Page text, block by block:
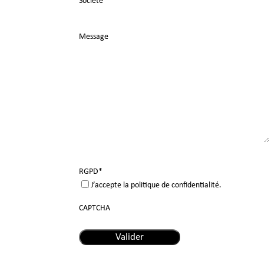
Message
RGPD*
J’accepte la politique de confidentialité.
CAPTCHA